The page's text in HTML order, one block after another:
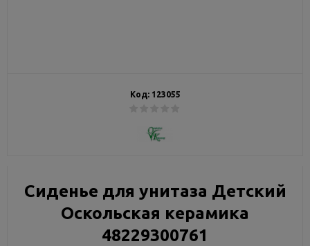
Код: 123055
Сиденье для унитаза Детский
Оскольская керамика
48229300761